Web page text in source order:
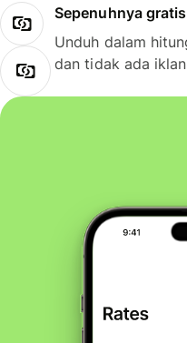
Sepenuhnya
Unduh dalam
dan tidak ada